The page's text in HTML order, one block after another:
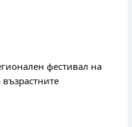
фестивал на